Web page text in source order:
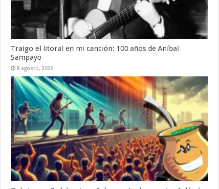
Traigo el litoral en mi canción: 100 años de Aníbal
Sampayo
8 agosto, 2026